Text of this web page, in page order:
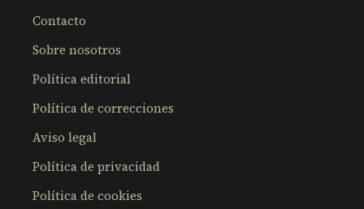
Contacto
Sobre nosotros
Política editorial
Política de correcciones
Aviso legal
Política de privacidad
Política de cookies